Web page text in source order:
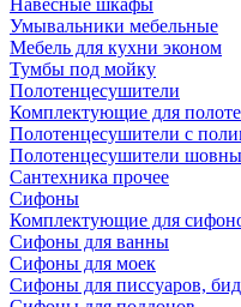
Навесные шкафы
Умывальники мебельные
Мебель для кухни эконом
Тумбы под мойку
Полотенцесушители
Комплектующие для
Полотенцесушители с
Полотенцесушители
Сантехника прочее
Сифоны
Комплектующие для
Сифоны для ванны
Сифоны для моек
Сифоны для писсуаров,